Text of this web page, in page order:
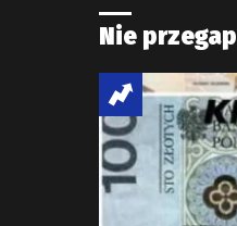
Nie przegap